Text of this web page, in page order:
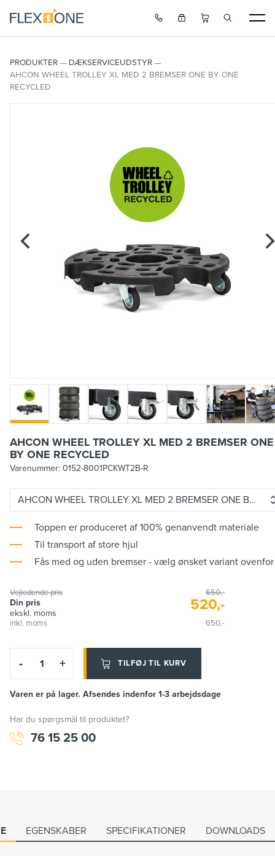
PRODUKTER
DÆKSERVICEUDSTYR
AHCON WHEEL TROLLEY XL MED 2 BREMSER ONE BY ONE
RECYCLED
AHCON WHEEL TROLLEY XL MED 2 BREMSER ONE
BY ONE RECYCLED
Varenummer: 0152-8001PCKWT2B-R
AHCON WHEEL TROLLEY XL MED 2 BREMSER ONE BY
Toppen er produceret af 100% genanvendt materiale
Til transport af store hjul
Fås med og uden bremser - vælg ønsket variant ovenfor
Vejledende pris 650,-
Din pris
ekskl. moms
520,-
inkl. moms 650,-
- + TILFØJ TIL KURV
Varen er på lager. Afsendes indenfor 1-3 arbejdsdage
Har du spørgsmål til produktet?
76 15 25 00
EGENSKABER SPECIFIKATIONER DOWNLOADS